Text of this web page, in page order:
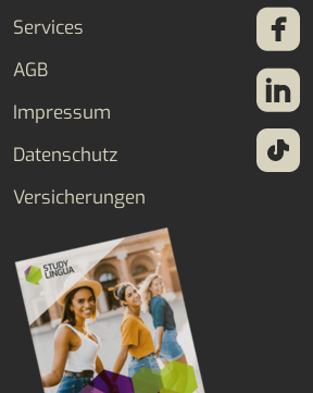
Services
AGB
Impressum
Datenschutz
Versicherungen